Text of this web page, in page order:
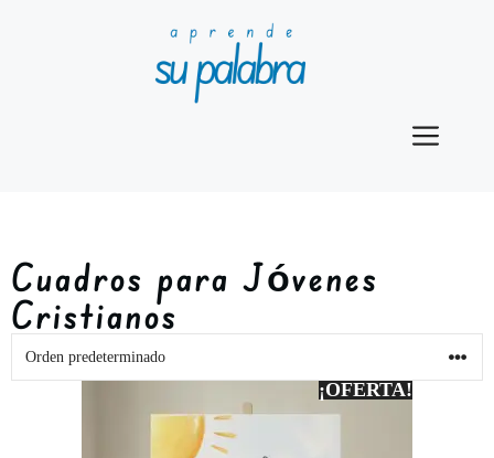
Cuadros para Jóvenes
Cristianos
¡OFERTA!